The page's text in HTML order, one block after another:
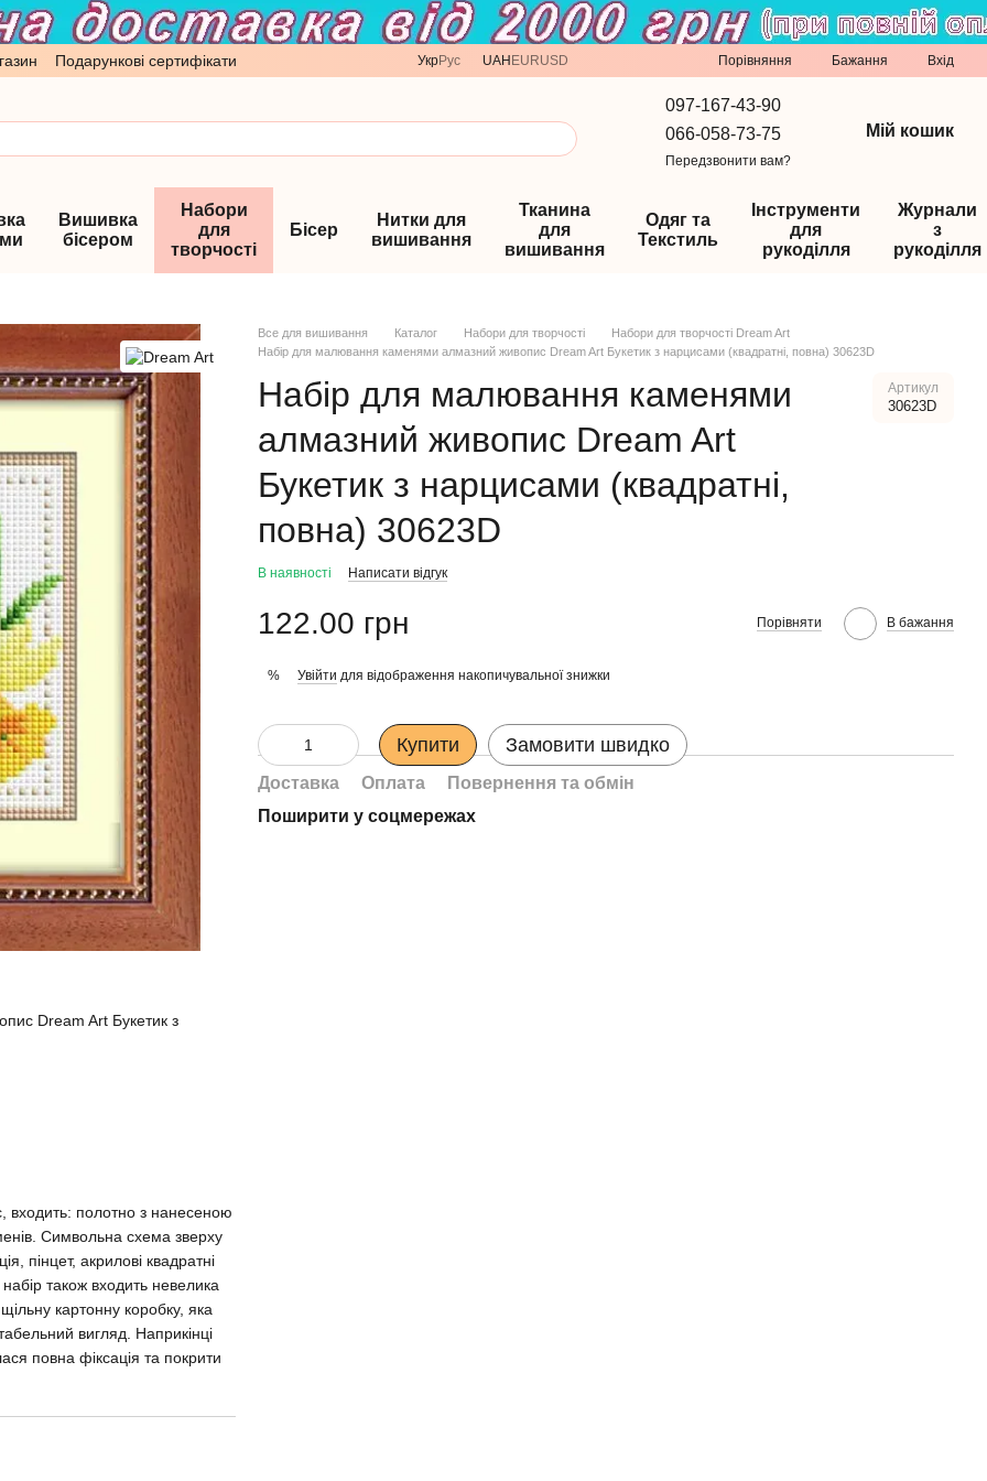
Подарункові сертифікати УкрРус UAH EURUSD Порівняння Бажання Вхід
097-167-43-90
066-058-73-75
Передзвонити вам?
Мій кошик
Вишивка
бісером
Набори
для
творчості
Бісер
Нитки для
вишивання
Тканина
для
вишивання
Одяг та
Текстиль
Інструменти
для
рукоділля
Журнали
з
рукоділля
Dream Art Букетик з
полотно з нанесеною
Символьна схема зверху
пінцет, акрилові квадратні
також входить невелика
картонну коробку, яка
вигляд. Наприкінці
повна фіксація та покрити
Все для вишивання Каталог Набори для творчості
Набори для творчості Dream Art
Набір для малювання каменями алмазний живопис Dream Art Букетик з нарцисами (квадратні, повна) 30623D
Набір для малювання каменями
алмазний живопис Dream Art
Букетик з нарцисами (квадратні,
повна) 30623D
Артикул
30623D
В наявності Написати відгук
122.00 грн Порівняти В бажання
% Увійти для відображення накопичувальної знижки
Купити Замовити швидко
Доставка Оплата
Повернення та обмін
Поширити у соцмережах